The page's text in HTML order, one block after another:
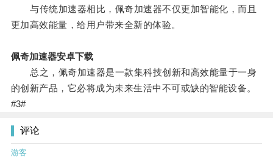
与传统加速器相比，佩奇加速器不仅更加智能化，而且
更加高效能量，给用户带来全新的体验。
佩奇加速器安卓下载
总之，佩奇加速器是一款集科技创新和高效能量于一身
的创新产品，它必将成为未来生活中不可或缺的智能设备。
#3#
评论
游客